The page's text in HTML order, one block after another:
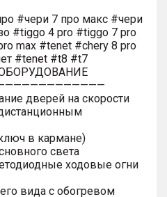
#чери 7 про макс #чери
#tiggo 4 pro #tiggo 7 pro
max #tenet #chery 8 pro
#tenet #t8 #t7
дверей на скорости
в кармане)
света
ходовые огни
вида с обогревом